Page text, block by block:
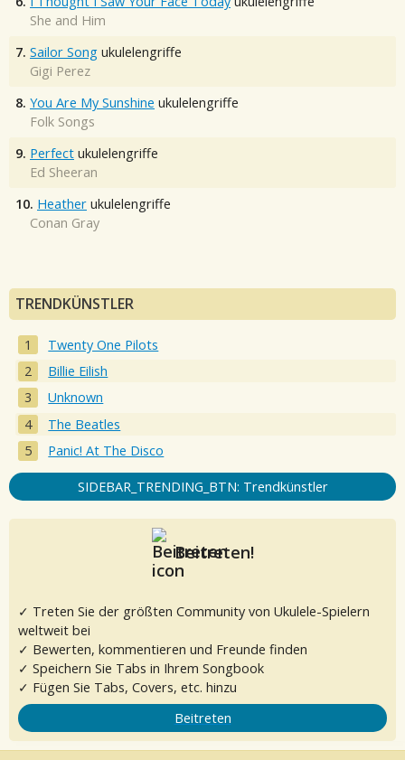
She and Him
7. Sailor Song ukulelengriffe
Gigi Perez
8. You Are My Sunshine ukulelengriffe
Folk Songs
9. Perfect ukulelengriffe
Ed Sheeran
10. Heather ukulelengriffe
Conan Gray
TRENDKÜNSTLER
Twenty One Pilots
Billie Eilish
Unknown
The Beatles
Panic! At The Disco
SIDEBAR_TRENDING_BTN: Trendkünstler
Beitreten!
✓ Treten Sie der größten Community von Ukulele-Spielern
weltweit bei
✓ Bewerten, kommentieren und Freunde finden
✓ Speichern Sie Tabs in Ihrem Songbook
✓ Fügen Sie Tabs, Covers, etc. hinzu
Beitreten